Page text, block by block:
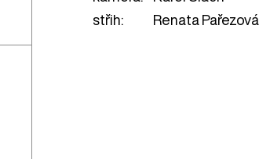
střih:
Renata Pařezová